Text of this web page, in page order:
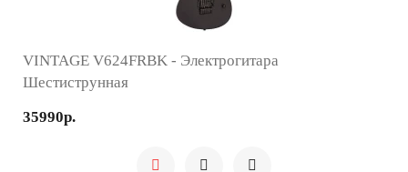
VINTAGE V624FRBK - Электрогитара
Шестиструнная
35990р.